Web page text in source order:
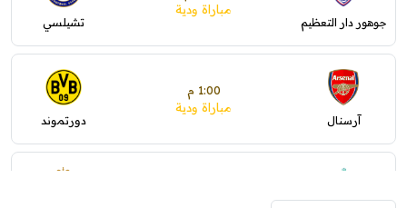
جوهور دار التعظيم
مباراة ودية
تشيلسي
آرسنال
1:00 م
مباراة ودية
دورتموند